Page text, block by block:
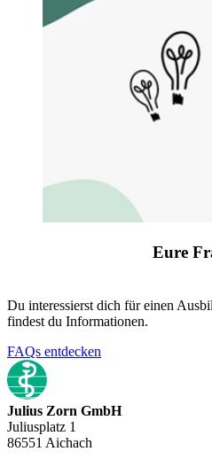
Eure
Du interessierst dich für einen
findest du Informationen.
FAQs entdecken
Julius Zorn GmbH
Juliusplatz 1
86551 Aichach